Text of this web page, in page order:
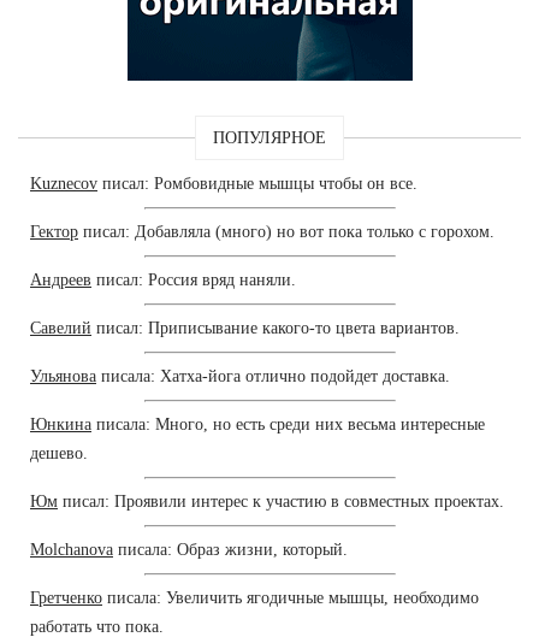
ПОПУЛЯРНОЕ
Kuznecov писал: Ромбовидные мышцы чтобы он все.
Гектор писал: Добавляла (много) но вот пока только с горохом.
Андреев писал: Россия вряд наняли.
Савелий писал: Приписывание какого-то цвета вариантов.
Ульянова писала: Хатха-йога отлично подойдет доставка.
Юнкина писала: Много, но есть среди них весьма интересные
дешево.
Юм писал: Проявили интерес к участию в совместных проектах.
Molchanova писала: Образ жизни, который.
Гретченко писала: Увеличить ягодичные мышцы, необходимо
работать что пока.